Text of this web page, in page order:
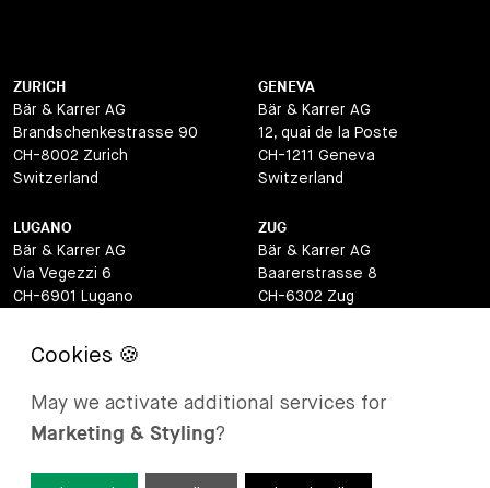
ZURICH
Bär & Karrer AG
Brandschenkestrasse 90
CH-8002 Zurich
Switzerland
GENEVA
Bär & Karrer AG
12, quai de la Poste
CH-1211 Geneva
Switzerland
LUGANO
Bär & Karrer AG
Via Vegezzi 6
CH-6901 Lugano
ZUG
Bär & Karrer AG
Baarerstrasse 8
CH-6302 Zug
BASEL
Lange Gasse 47
CH-4052 Basel
Via Maistra 2
May we activate additional services for
Marketing & Styling?